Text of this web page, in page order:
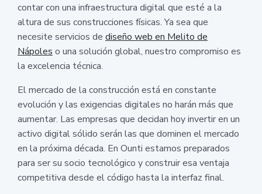
contar con una infraestructura digital que esté a la
altura de sus construcciones físicas. Ya sea que
necesite servicios de diseño web en Melito de
Nápoles o una solución global, nuestro compromiso es
la excelencia técnica.
El mercado de la construcción está en constante
evolución y las exigencias digitales no harán más que
aumentar. Las empresas que decidan hoy invertir en un
activo digital sólido serán las que dominen el mercado
en la próxima década. En Ounti estamos preparados
para ser su socio tecnológico y construir esa ventaja
competitiva desde el código hasta la interfaz final.